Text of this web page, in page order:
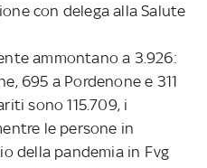
con delega alla Salute
ammontano a 3.926:
695 a Pordenone e 311
sono 115.709, i
le persone in
della pandemia in Fvg